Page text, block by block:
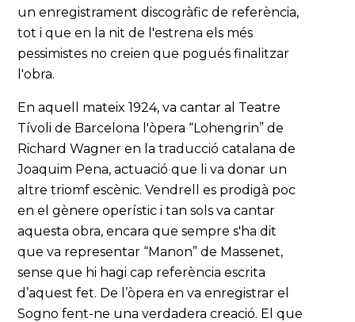
un enregistrament discogràfic de referència,
tot i que en la nit de l'estrena els més
pessimistes no creien que pogués finalitzar
l'obra.
En aquell mateix 1924, va cantar al Teatre
Tívoli de Barcelona l'òpera “Lohengrin” de
Richard Wagner en la traducció catalana de
Joaquim Pena, actuació que li va donar un
altre triomf escènic. Vendrell es prodigà poc
en el gènere operístic i tan sols va cantar
aquesta obra, encara que sempre s'ha dit
que va representar “Manon” de Massenet,
sense que hi hagi cap referència escrita
d’aquest fet. De l’òpera en va enregistrar el
Sogno fent-ne una verdadera creació. El que